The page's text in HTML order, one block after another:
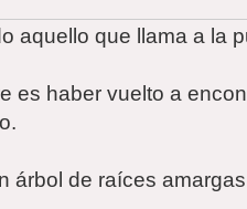
aquello que llama a la
es haber vuelto a
árbol de raíces